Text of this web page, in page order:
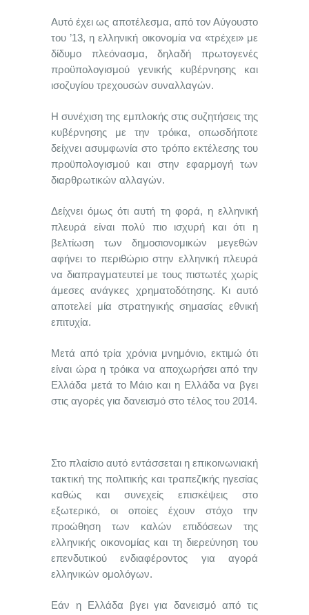
Αυτό έχει ως αποτέλεσμα, από τον Αύγουστο
του ’13, η ελληνική οικονομία να «τρέχει» με
δίδυμο πλεόνασμα, δηλαδή πρωτογενές
προϋπολογισμού γενικής κυβέρνησης και
ισοζυγίου τρεχουσών συναλλαγών.
Η συνέχιση της εμπλοκής στις συζητήσεις της
κυβέρνησης με την τρόικα, οπωσδήποτε
δείχνει ασυμφωνία στο τρόπο εκτέλεσης του
προϋπολογισμού και στην εφαρμογή των
διαρθρωτικών αλλαγών.
Δείχνει όμως ότι αυτή τη φορά, η ελληνική
πλευρά είναι πολύ πιο ισχυρή και ότι η
βελτίωση των δημοσιονομικών μεγεθών
αφήνει το περιθώριο στην ελληνική πλευρά
να διαπραγματευτεί με τους πιστωτές χωρίς
άμεσες ανάγκες χρηματοδότησης. Κι αυτό
αποτελεί μία στρατηγικής σημασίας εθνική
επιτυχία.
Μετά από τρία χρόνια μνημόνιο, εκτιμώ ότι
είναι ώρα η τρόικα να αποχωρήσει από την
Ελλάδα μετά το Μάιο και η Ελλάδα να βγει
στις αγορές για δανεισμό στο τέλος του 2014.
Στο πλαίσιο αυτό εντάσσεται η επικοινωνιακή
τακτική της πολιτικής και τραπεζικής ηγεσίας
καθώς και συνεχείς επισκέψεις στο
εξωτερικό, οι οποίες έχουν στόχο την
προώθηση των καλών επιδόσεων της
ελληνικής οικονομίας και τη διερεύνηση του
επενδυτικού ενδιαφέροντος για αγορά
ελληνικών ομολόγων.
Εάν η Ελλάδα βγει για δανεισμό από τις